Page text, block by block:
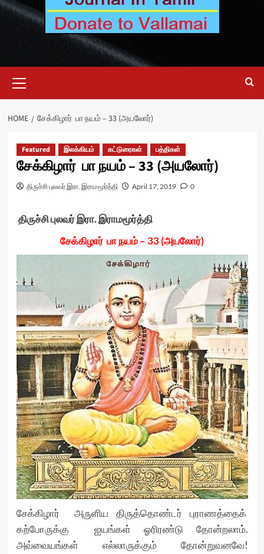
Menu
HOME சேக்கிழார் பா நயம் – 33 (அயலோர்)
Featured இலக்கியம் கட்டுரைகள் பத்திகள்
சேக்கிழார் பா நயம் – 33 (அயலோர்)
திருச்சி புலவர் இரா. இராமமூர்த்தி April 17, 2019 0
திருச்சி புலவர் இரா. இராமமூர்த்தி
சேக்கிழார் பா நயம் – 33 (அயலோர்)
சேக்கிழார் அருளிய திருத்தொண்டர் புராணத்தைக்
கற்போருக்கு ஐயங்கள் ஓரிரண்டு தோன்றலாம்.
அவ்வையங்கள் எல்லாருக்கும் தோன்றுவனவே!